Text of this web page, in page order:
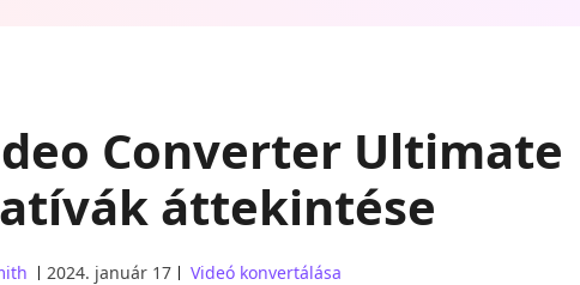
Converter Ultimate
áttekintése
2024. január 17 Videó konvertálása